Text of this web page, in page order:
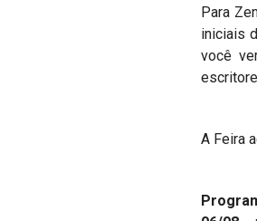
Para
iniciais
você
A Feira